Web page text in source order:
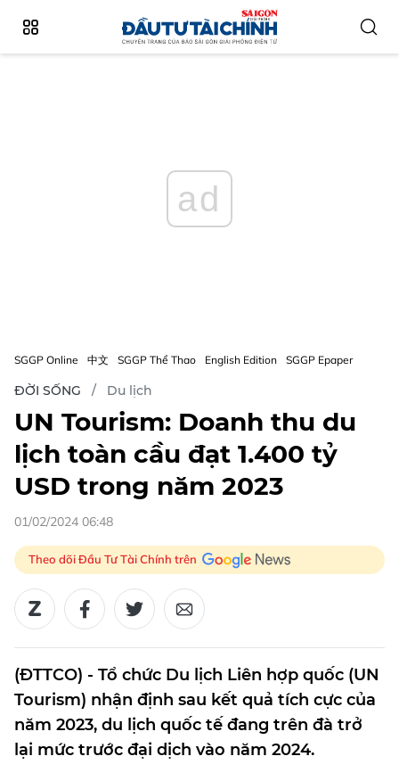
ad
SGGP Online 中文 SGGP Thể Thao English Edition SGGP Epaper
ĐỜI SỐNG Du lịch
UN Tourism: Doanh thu du
lịch toàn cầu đạt 1.400 tỷ
USD trong năm 2023
01/02/2024 06:48
Theo dõi Đầu Tư Tài Chính trên
(ĐTTCO) - Tổ chức Du lịch Liên hợp quốc (UN
Tourism) nhận định sau kết quả tích cực của
năm 2023, du lịch quốc tế đang trên đà trở
lại mức trước đại dịch vào năm 2024.